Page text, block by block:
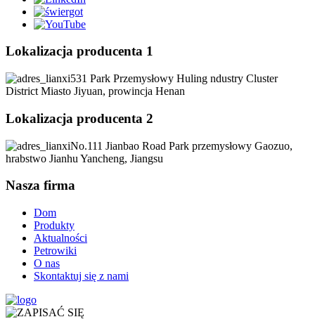
Lokalizacja producenta 1
531 Park Przemysłowy Huling ndustry Cluster
District Miasto Jiyuan, prowincja Henan
Lokalizacja producenta 2
No.111 Jianbao Road Park przemysłowy Gaozuo,
hrabstwo Jianhu Yancheng, Jiangsu
Nasza firma
Dom
Produkty
Aktualności
Petrowiki
O nas
Skontaktuj się z nami